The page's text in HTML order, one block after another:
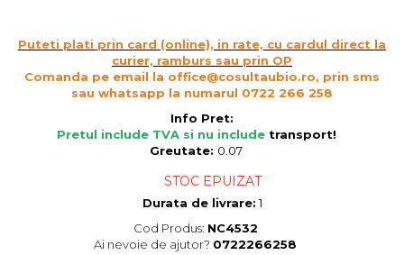
Bauturi vegetale
Orez, Faina si Premixuri
Ulei, otet
Sosuri, Ketchup bio
Conserve, Pateuri, creme
Puteti plati prin card (online), in rate, cu cardul direct la
curier, ramburs sau prin OP
Comanda pe email la office@cosultaubio.ro, prin sms
sau whatsapp la numarul 0722 266 258
Info Pret:
Pretul include TVA si nu include transport!
Greutate: 0.07
STOC EPUIZAT
Durata de livrare:1
Cod Produs: NC4532
Ai nevoie de ajutor? 0722266258